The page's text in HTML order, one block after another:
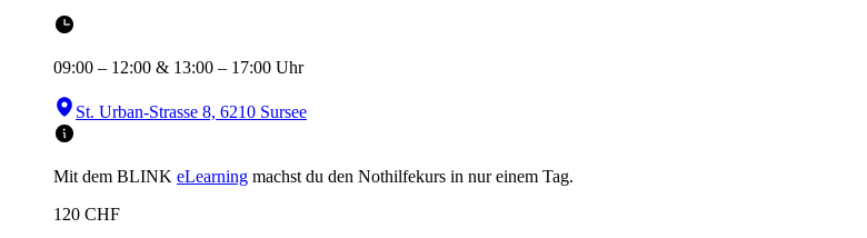
09:00 – 12:00 & 13:00 – 17:00 Uhr
St. Urban-Strasse 8, 6210 Sursee
Mit dem BLINK eLearning machst du den Nothilfekurs in nur einem Tag.
120 CHF